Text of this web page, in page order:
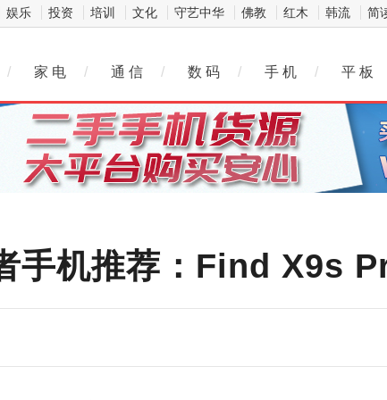
娱乐 投资 培训 文化 守艺中华 佛教 红木 韩流 简
/ 家 电 / 通 信 / 数 码 / 手 机 / 平 板
手机推荐：Find X9s